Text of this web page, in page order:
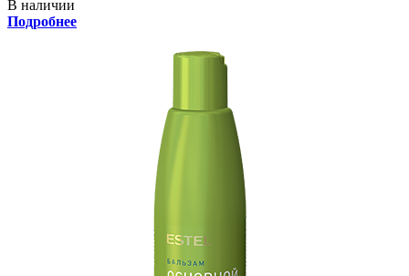
В наличии
Подробнее